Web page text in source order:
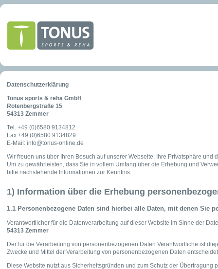
Datenschutzerklärung
Tonus sports & reha GmbH
Rotenbergstraße 15
54313 Zemmer
Tel. +49 (0)6580 9134812
Fax +49 (0)6580 9134829
E-Mail: info@tonus-online.de
Wir freuen uns über Ihren Besuch auf unserer Webseite. Ihre Privatsphäre
Um zu gewährleisten, dass Sie in vollem Umfang über die Erhebung und
bitte nachstehende Informationen zur Kenntnis.
1) Information über die Erhebung
1.1 Personenbezogene Daten sind hierbei alle Daten, mit denen Sie
Verantwortlicher für die Datenverarbeitung auf dieser Website im Sinne der
54313 Zemmer
Der für die Verarbeitung von personenbezogenen Daten Verantwortliche ist
Zwecke und Mittel der Verarbeitung von personenbezogenen Daten
Diese Website nutzt aus Sicherheitsgründen und zum Schutz der